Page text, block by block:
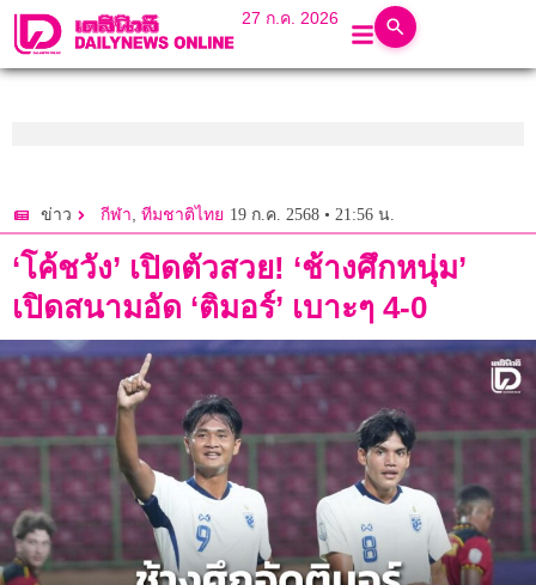
27 ก.ค. 2026
ข่าว กีฬา, ทีมชาติไทย 19 ก.ค. 2568 • 21:56 น.
‘โค้ชวัง’ เปิดตัวสวย! ‘ช้างศึกหนุ่ม’
เปิดสนามอัด ‘ติมอร์’ เบาะๆ 4-0